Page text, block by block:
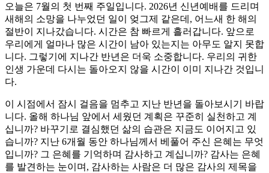
오늘은 7월의 첫 번째 주일입니다. 2026년 신년예배를 드리며
새해의 소망을 나누었던 일이 엊그제 같은데, 어느새 한 해의
절반이 지나갔습니다. 시간은 참 빠르게 흘러갑니다. 앞으로
우리에게 얼마나 많은 시간이 남아 있는지는 아무도 알지 못합
니다. 그렇기에 지나간 반년은 더욱 소중합니다. 우리의 귀한
인생 가운데 다시는 돌아오지 않을 시간이 이미 지나간 것입니
다.
이 시점에서 잠시 걸음을 멈추고 지난 반년을 돌아보시기 바랍
니다. 올해 하나님 앞에서 세웠던 계획은 꾸준히 실천하고 계
십니까? 바꾸기로 결심했던 삶의 습관은 지금도 이어지고 있
습니까? 지난 6개월 동안 하나님께서 베풀어 주신 은혜는 무엇
입니까? 그 은혜를 기억하며 감사하고 계십니까? 감사는 은혜
를 발견하는 눈이며, 감사하는 사람은 더 많은 감사의 제목을